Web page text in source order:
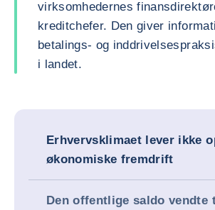
virksomhedernes
kreditchefer. Den giver
betalings- og
i landet.
Erhvervsklimaet lever ikke
økonomiske fremdrift
Den offentlige saldo vendte